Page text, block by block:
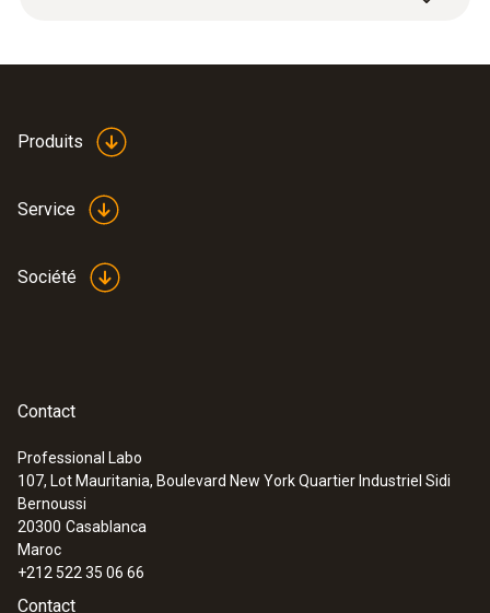
:0563 0101
Kit de température et pour l’huile de
Produits
Service
Société
Contact
Professional Labo
107, Lot Mauritania, Boulevard New York Quartier Industriel Sidi
Bernoussi
20300 Casablanca
Maroc
+212 522 35 06 66
Contact